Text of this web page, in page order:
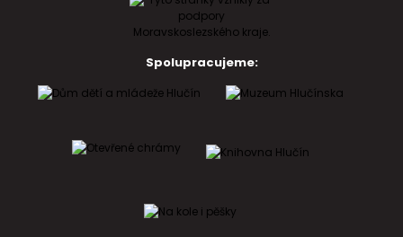
Spolupracujeme: